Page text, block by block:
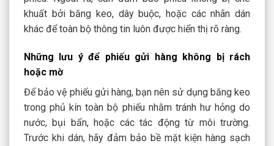
khuất bởi băng keo, dây buộc, hoặc các nhãn dán
khác để toàn bộ thông tin luôn được hiển thị rõ ràng.
Những lưu ý để phiếu gửi hàng không bị rách
hoặc mờ
Để bảo vệ phiếu gửi hàng, bạn nên sử dụng băng keo
trong phủ kín toàn bộ phiếu nhằm tránh hư hỏng do
nước, bụi bẩn, hoặc các tác động từ môi trường.
Trước khi dán, hãy đảm bảo bề mặt kiện hàng sạch